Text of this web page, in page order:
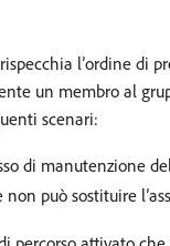
l’ordine di
un membro al
scenari:
di manutenzione
può sostituire